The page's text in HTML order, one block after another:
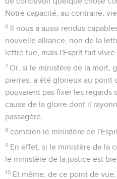
Notre capacité, au contraire,
6 Il nous a aussi rendus
nouvelle alliance, non de la
lettre tue, mais l'Esprit fait vivre.
7 Or, si le ministère de la mort,
pierres, a été glorieux au point
pouvaient pas fixer les regards
cause de la gloire dont il
passagère,
8 combien le ministère de
9 En effet, si le ministère de la
le ministère de la justice est
10 Et même, de ce point de